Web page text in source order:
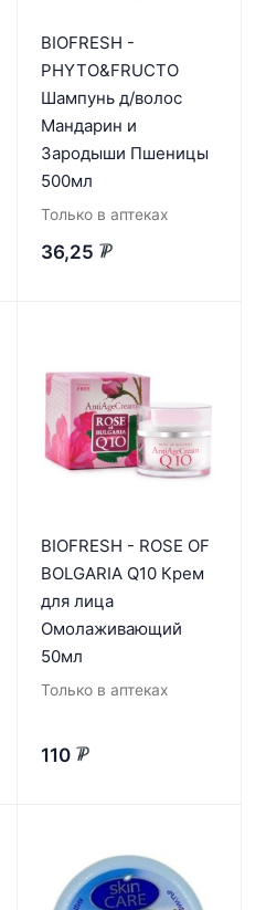
BIOFRESH -
PHYTO&FRUCTO
Шампунь д/волос
Мандарин и
Зародыши Пшеницы
500мл
Только в аптеках
36,25 ₽
BIOFRESH - ROSE OF
BOLGARIA Q10 Крем
для лица
Омолаживающий
50мл
Только в аптеках
110 ₽